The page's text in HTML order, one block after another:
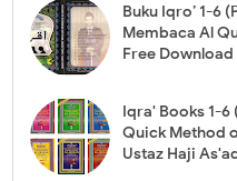
Buku Iqro’ 1-6
Membaca Al
Free Download
Iqra' Books 1-6
Quick Method
Ustaz Haji